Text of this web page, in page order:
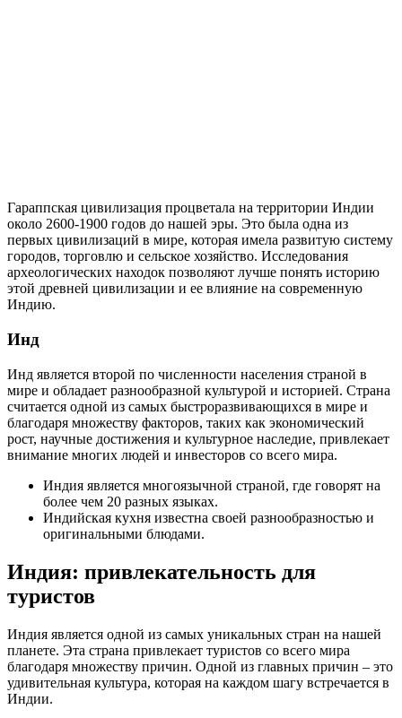
Гараппская цивилизация процветала на территории Индии
около 2600-1900 годов до нашей эры. Это была одна из
первых цивилизаций в мире, которая имела развитую систему
городов, торговлю и сельское хозяйство. Исследования
археологических находок позволяют лучше понять историю
этой древней цивилизации и ее влияние на современную
Индию.
Инд
Инд является второй по численности населения страной в
мире и обладает разнообразной культурой и историей. Страна
считается одной из самых быстроразвивающихся в мире и
благодаря множеству факторов, таких как экономический
рост, научные достижения и культурное наследие, привлекает
внимание многих людей и инвесторов со всего мира.
Индия является многоязычной страной, где говорят на
более чем 20 разных языках.
Индийская кухня известна своей разнообразностью и
оригинальными блюдами.
Индия: привлекательность для
туристов
Индия является одной из самых уникальных стран на нашей
планете. Эта страна привлекает туристов со всего мира
благодаря множеству причин. Одной из главных причин – это
удивительная культура, которая на каждом шагу встречается в
Индии.